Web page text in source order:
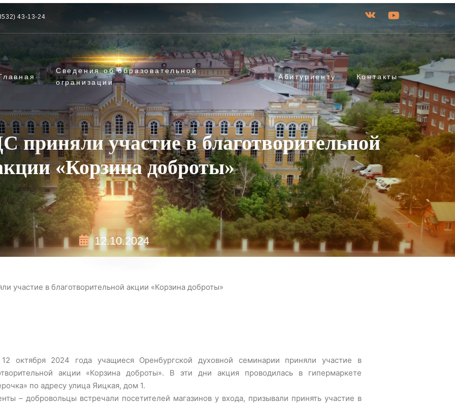
43-13-24
Сведения об образовательной
огранизации
Абитуриенту Контакты
приняли участие в благотворительной
«Корзина доброты»
12.10.2024
участие в благотворительной акции «Корзина доброты»
октября 2024 года учащиеся Оренбургской духовной семинарии приняли участие в
акции «Корзина доброты». В эти дни акция проводилась в гипермаркете
по адресу улица Яицкая, дом 1.
– добровольцы встречали посетителей магазинов у входа, призывали принять участие в